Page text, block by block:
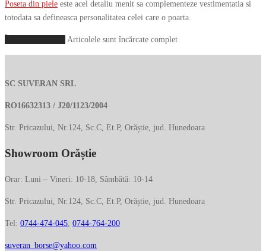
Poseta din piele este acel detaliu menit sa complementeze vestimentatia si
totodata sa defineasca personalitatea celei care o poarta.
Articolele sunt încărcate complet
SC SUVERAN SRL
RO16632313 / J20/1123/2004
Str. Pricazului, Nr.124, Sc.C, Et.P, Orăștie, jud. Hunedoara
Showroom Orăștie
Orar: Luni – Vineri: 10-18, Sâmbătă: 10-14
Str. Pricazului, Nr.124, Sc.C, Et.P, Orăștie, jud. Hunedoara
Tel: 0744-474-045; 0744-764-200
suveran_borse@yahoo.com